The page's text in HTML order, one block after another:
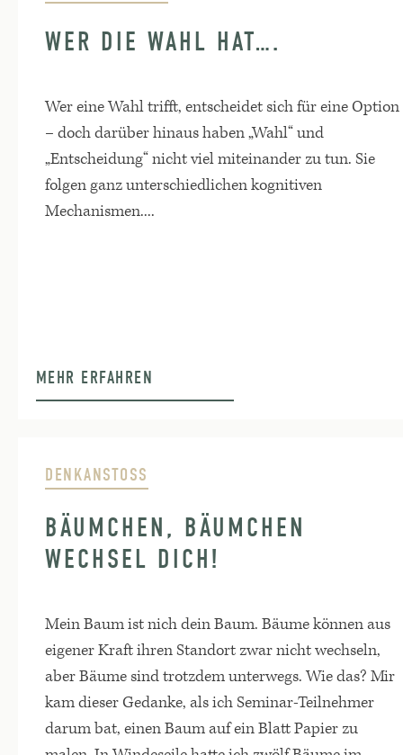
WER DIE WAHL HAT….
Wer eine Wahl trifft, entscheidet sich für eine Option
– doch darüber hinaus haben „Wahl“ und
„Entscheidung“ nicht viel miteinander zu tun. Sie
folgen ganz unterschiedlichen kognitiven
Mechanismen....
MEHR ERFAHREN
DENKANSTOSS
BÄUMCHEN, BÄUMCHEN
WECHSEL DICH!
Mein Baum ist nich dein Baum. Bäume können aus
eigener Kraft ihren Standort zwar nicht wechseln,
aber Bäume sind trotzdem unterwegs. Wie das? Mir
kam dieser Gedanke, als ich Seminar-Teilnehmer
darum bat, einen Baum auf ein Blatt Papier zu